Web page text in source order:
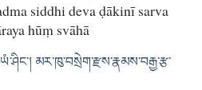
siddhi deva ḍākinī sarva
hūṃ svāhā
མར་ཁུ་བསྲེག་རྫས་རྣམས་བརྒྱ་རྩ་